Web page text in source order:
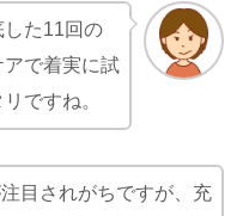
た11回の
で着実に試
ですね。
目されがちですが、充